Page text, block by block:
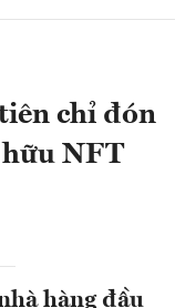
chỉ đón
NFT
hàng đầu